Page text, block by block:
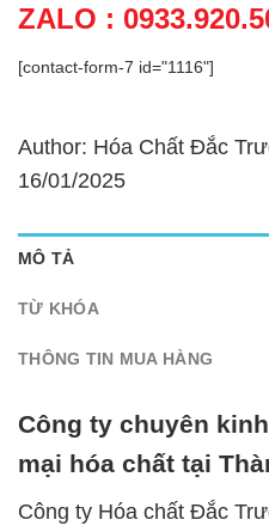
ZALO :
[contact-form-7 id="1116"]
Author: Hóa Chất Đắc
16/01/2025
MÔ TẢ
TỪ KHÓA
THÔNG TIN MUA HÀNG
Công ty chuyên
mại hóa chất tại
Công ty Hóa chất Đắc